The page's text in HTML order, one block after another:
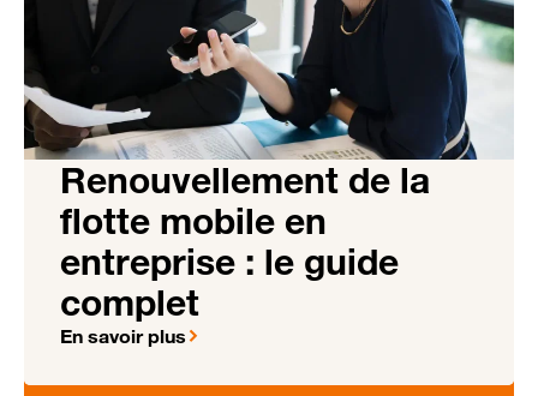
Renouvellement de la
flotte mobile en
entreprise : le guide
complet
En savoir plus